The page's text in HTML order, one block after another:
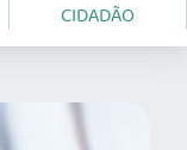
CIDADÃO